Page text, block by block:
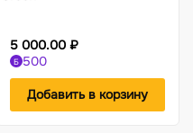
5 000.00 ₽
Б 500
Добавить в корзину